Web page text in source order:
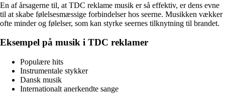
En af årsagerne til, at TDC reklame musik er så effektiv, er dens evne
til at skabe følelsesmæssige forbindelser hos seerne. Musikken vækker
ofte minder og følelser, som kan styrke seernes tilknytning til brandet.
Eksempel på musik i TDC reklamer
Populære hits
Instrumentale stykker
Dansk musik
Internationalt anerkendte sange